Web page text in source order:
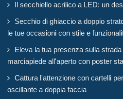
Il secchiello acrilico a LED: un
Secchio di ghiaccio a doppio
le tue occasioni con stile e
Eleva la tua presenza sulla
marciapiede all'aperto con poster
Cattura l'attenzione con cartelli
oscillante a doppia faccia